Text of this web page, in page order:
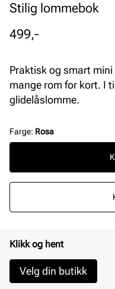
Stilig lommebok
Pris
499,-
Praktisk og smart
mange rom for kort. I
glidelåslomme.
Farge: Rosa
Klikk og hent
Velg din butikk